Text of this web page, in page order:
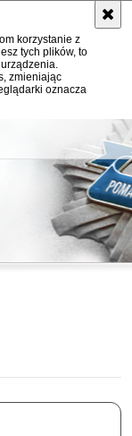
korzystanie z
tych plików, to
zmieniając
oznacza